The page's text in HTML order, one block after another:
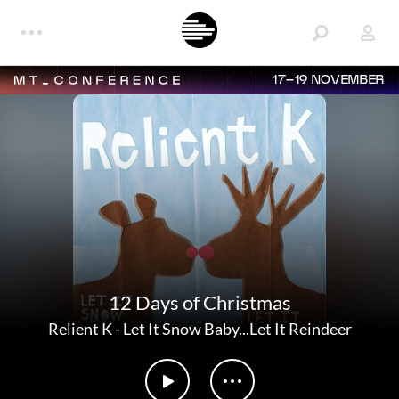
17–19 NOVEMBER
12 Days of Christmas
Relient K-Let It Snow Baby...Let It Reindeer